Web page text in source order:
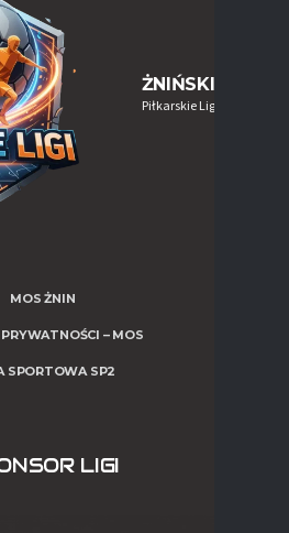
ŻNIŃSKIE-LIGI
Piłkarskie Ligi w Żninie
MOS ŻNIN
– MOS
SPORTOWA SP2
LIGI